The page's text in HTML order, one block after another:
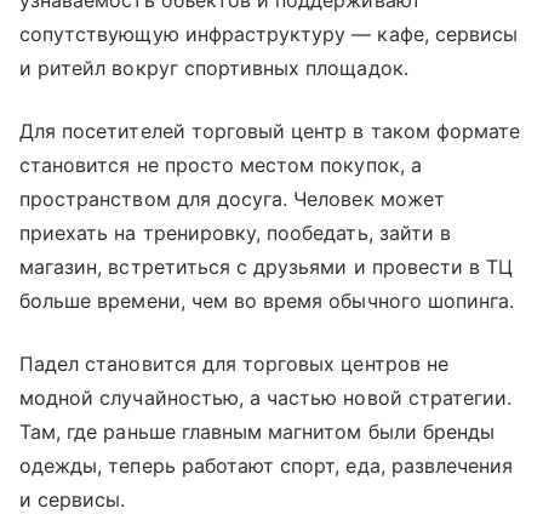
сопутствующую инфраструктуру — кафе, сервисы
и ритейл вокруг спортивных площадок.
Для посетителей торговый центр в таком формате
становится не просто местом покупок, а
пространством для досуга. Человек может
приехать на тренировку, пообедать, зайти в
магазин, встретиться с друзьями и провести в ТЦ
больше времени, чем во время обычного шопинга.
Падел становится для торговых центров не
модной случайностью, а частью новой стратегии.
Там, где раньше главным магнитом были бренды
одежды, теперь работают спорт, еда, развлечения
и сервисы.